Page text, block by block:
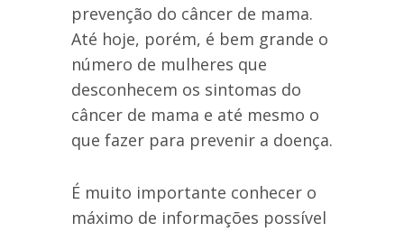
prevenção do câncer de mama.
Até hoje, porém, é bem grande o
número de mulheres que
desconhecem os sintomas do
câncer de mama e até mesmo o
que fazer para prevenir a doença.
É muito importante conhecer o
máximo de informações possível